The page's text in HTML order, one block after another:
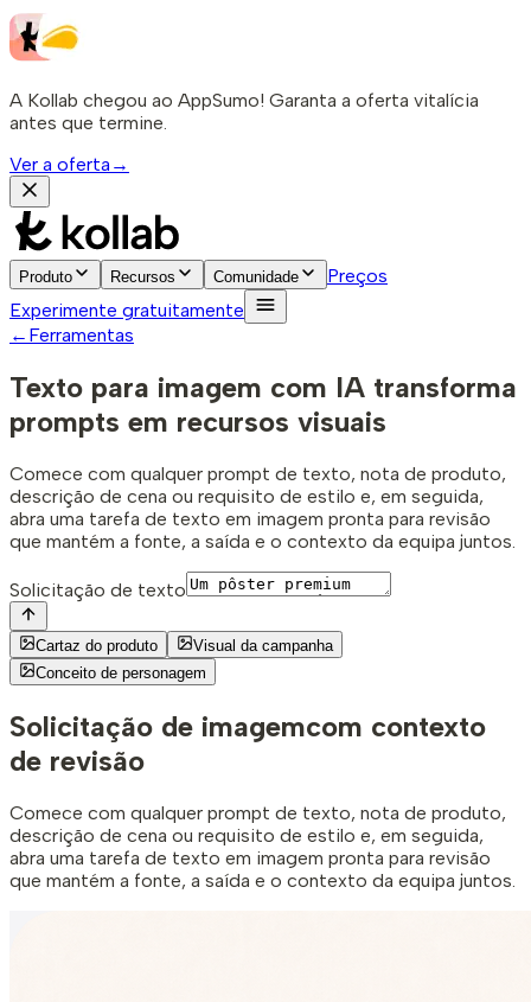
A Kollab chegou ao AppSumo! Garanta a oferta vitalícia
antes que termine.
Ver a oferta →
Produto Recursos Comunidade
Preços
Experimente gratuitamente
← Ferramentas
Texto para imagem com IA transforma
prompts em recursos visuais
Comece com qualquer prompt de texto, nota de produto,
descrição de cena ou requisito de estilo e, em seguida,
abra uma tarefa de texto em imagem pronta para revisão
que mantém a fonte, a saída e o contexto da equipa juntos.
Solicitação de texto
Cartaz do produto
Visual da campanha
Conceito de personagem
Solicitação de imagemcom contexto
de revisão
Comece com qualquer prompt de texto, nota de produto,
descrição de cena ou requisito de estilo e, em seguida,
abra uma tarefa de texto em imagem pronta para revisão
que mantém a fonte, a saída e o contexto da equipa juntos.